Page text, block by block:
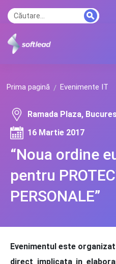
Prima pagină Evenimente IT
“Noua ordine
pentru
PERSONALE”
Ramada Plaza,
16 Martie 2017
Evenimentul este
direct implicata in